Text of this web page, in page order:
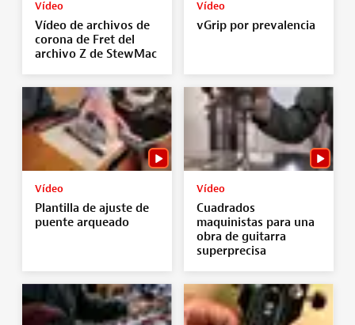
Vídeo
Vídeo de archivos de
corona de Fret del
archivo Z de StewMac
Vídeo
vGrip por prevalencia
Vídeo
Plantilla de ajuste de
puente arqueado
Vídeo
Cuadrados
maquinistas para una
obra de guitarra
superprecisa